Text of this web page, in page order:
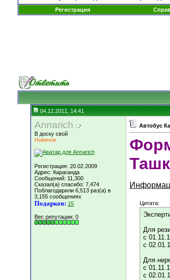
Регистрация
04.12.2011, 14:41
Annarich
В доску свой
Новичок
Регистрация: 20.02.2009
Адрес: Караганда
Сообщений: 11,300
Сказал(а) спасибо: 7,474
Поблагодарили 6,513 раз(а) в
3,155 сообщениях
Подарков: 15
Вес репутации: 0
Автобус
Цитата:
Для
с
с
Для
с
с